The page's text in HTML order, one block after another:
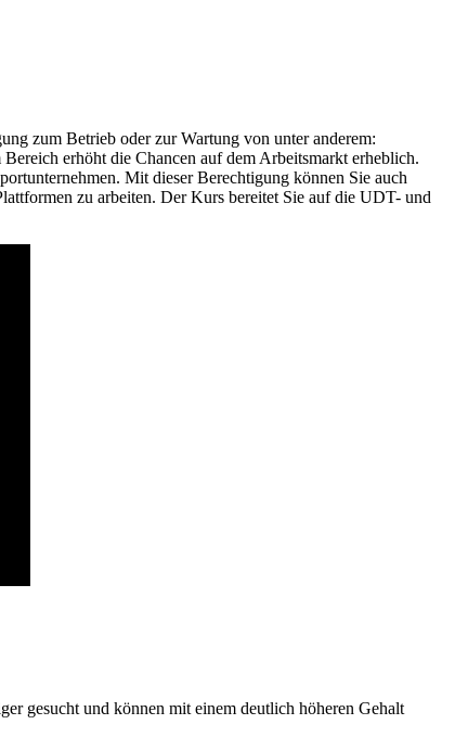
zum Betrieb oder zur Wartung von unter anderem:
erhöht die Chancen auf dem Arbeitsmarkt erheblich.
Mit dieser Berechtigung können Sie auch
zu arbeiten. Der Kurs bereitet Sie auf die UDT- und
gesucht und können mit einem deutlich höheren Gehalt